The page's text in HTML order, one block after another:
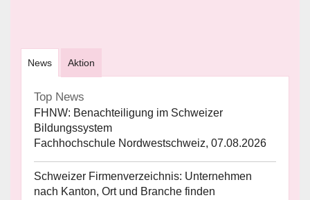
News Aktion
Top News
FHNW: Benachteiligung im Schweizer
Bildungssystem
Fachhochschule Nordwestschweiz, 07.08.2026
Schweizer Firmenverzeichnis: Unternehmen
nach Kanton, Ort und Branche finden